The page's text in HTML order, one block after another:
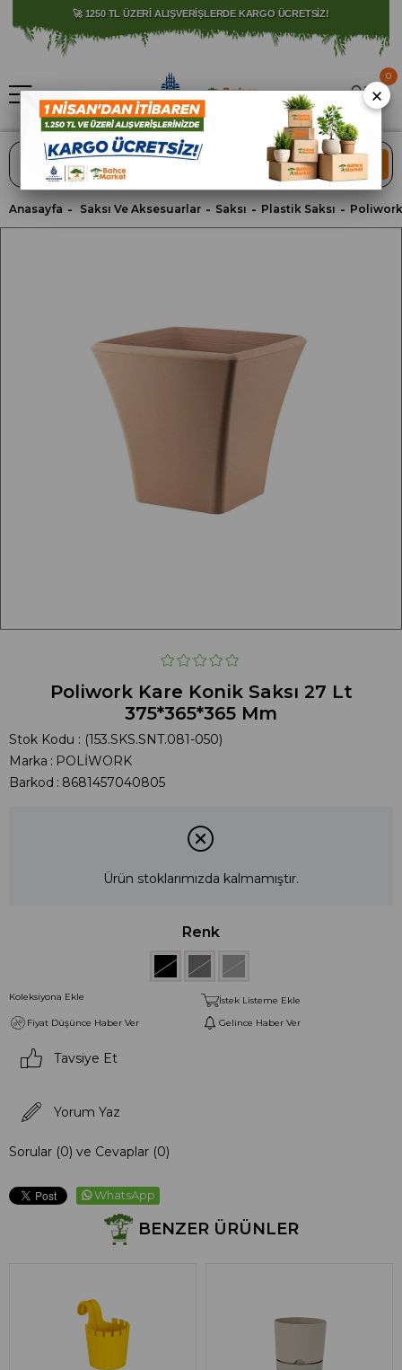
🚀 1250 TL ÜZERİ ALIŞVERİŞLERDE KARGO ÜCRETSİZ!
⚠️ SATIŞLARIMIZ YALNIZCA İSTANBUL İLİ İLE SINIRLIDIR.
ARA
0
Anasayfa Saksı Ve Aksesuarlar Saksı Plastik Saksı
Poliwork Kare Konik Saksı 27 Lt
375*365*365 Mm
Stok Kodu
(153.SKS.SNT.081-050)
Marka : POLİWORK
Barkod : 8681457040805
Ürün stoklarımızda kalmamıştır.
Renk
Koleksiyona Ekle
İstek Listeme Ekle
Fiyat Düşünce Haber Ver
Gelince Haber Ver
Tavsiye Et
Yorum Yaz
Sorular (0) ve Cevaplar (0)
WhatsApp
BENZER ÜRÜNLER
×